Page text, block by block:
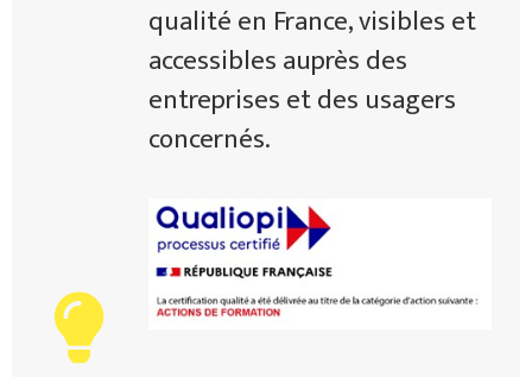
évolution ou d’un changement
de système de production.
qualité en France, visibles et
accessibles auprès des
entreprises et des usagers
concernés.